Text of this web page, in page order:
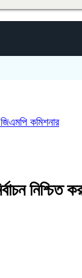
জিএমপি কমিশনার